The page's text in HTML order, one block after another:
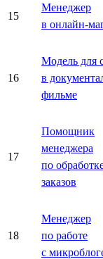
15
Менеджер
в онлайн-
16
Модель для
в
фильме
17
Помощник
менеджера
по
заказов
18
Менеджер
по работе
с